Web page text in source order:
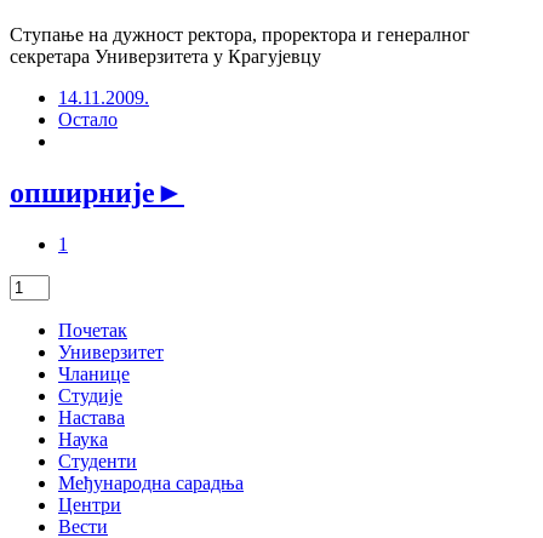
Ступање на дужност ректора, проректора и генералног
секретара Универзитета у Крагујевцу
14.11.2009.
Остало
опширније►
1
Почетак
Универзитет
Чланице
Студије
Настава
Наука
Студенти
Међународна сарадња
Центри
Вести